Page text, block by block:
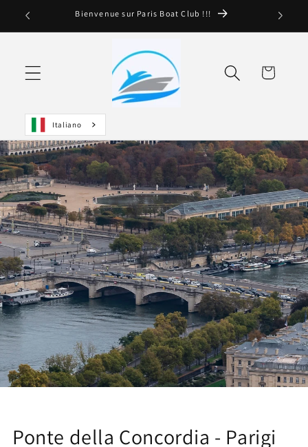
passare al
contenuto
Bienvenue sur Paris Boat Club !!!
Cestino
Italiano
Ponte della Concordia - Parigi